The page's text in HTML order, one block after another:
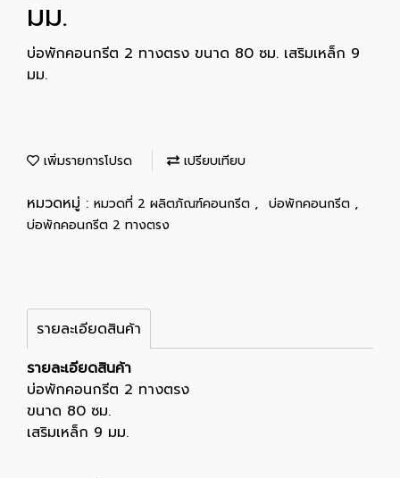
มม.
บ่อพักคอนกรีต 2 ทางตรง ขนาด 80 ซม. เสริมเหล็ก 9
มม.
เพิ่มรายการโปรด เปรียบเทียบ
หมวดหมู่ : หมวดที่ 2 ผลิตภัณฑ์คอนกรีต , บ่อพักคอนกรีต ,
บ่อพักคอนกรีต 2 ทางตรง
รายละเอียดสินค้า
รายละเอียดสินค้า
บ่อพักคอนกรีต 2 ทางตรง
ขนาด 80 ซม.
เสริมเหล็ก 9 มม.